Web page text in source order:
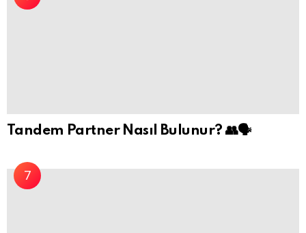
Tandem Partner Nasıl Bulunur? 👥🗣️